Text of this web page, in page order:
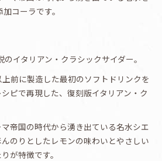
コーラです。
イタリアン・クラシックサイダー。
前に製造した最初のソフトドリンクを
ピで再現した、復刻版イタリアン・ク
帝国の時代から湧き出ている名水シエ
のりとしたレモンの味わいとやさしい
が特徴です。